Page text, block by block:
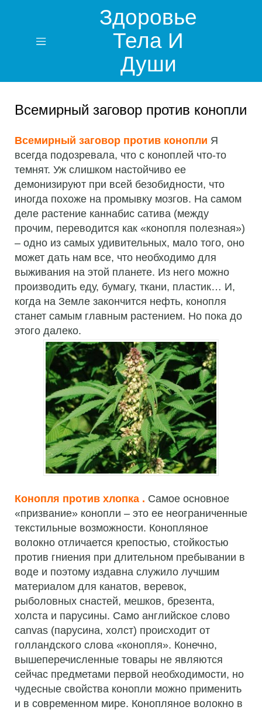
Здоровье
Тела И
Души
Всемирный заговор против конопли
Всемирный заговор против конопли Я
всегда подозревала, что с коноплей что-то
темнят. Уж слишком настойчиво ее
демонизируют при всей безобидности, что
иногда похоже на промывку мозгов. На самом
деле растение каннабис сатива (между
прочим, переводится как «конопля полезная»)
– одно из самых удивительных, мало того, оно
может дать нам все, что необходимо для
выживания на этой планете. Из него можно
производить еду, бумагу, ткани, пластик… И,
когда на Земле закончится нефть, конопля
станет самым главным растением. Но пока до
этого далеко.
Конопля против хлопка . Самое основное
«призвание» конопли – это ее неограниченные
текстильные возможности. Конопляное
волокно отличается крепостью, стойкостью
против гниения при длительном пребывании в
воде и поэтому издавна служило лучшим
материалом для канатов, веревок,
рыболовных снастей, мешков, брезента,
холста и парусины. Само английское слово
canvas (парусина, холст) происходит от
голландского слова «конопля». Конечно,
вышеперечисленные товары не являются
сейчас предметами первой необходимости, но
чудесные свойства конопли можно применить
и в современном мире. Конопляное волокно в